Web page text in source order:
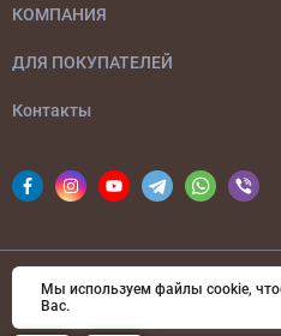
КОМПАНИЯ
ДЛЯ ПОКУПАТЕЛЕЙ
Контакты
© 2026 bags-ua.com
Мы используем файлы cookie,
Вас.